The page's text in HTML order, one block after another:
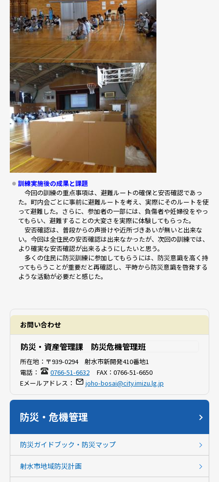
訓練実施後の成果と課題
今回の訓練の重点事項は、避難ルートの確保と安否確認であっ
た。町内会ごとに事前に避難ルートを考え、実際にそのルートを使
って避難した。さらに、参加者の一部には、負傷者や妊婦役をやっ
てもらい、避難することの大変さを実際に体験してもらった。
安否確認は、普段からの声掛けや近所づきあいが無いと出来な
い。今回は全住民の安否確認は出来なかったが、次回の訓練では、
より確実な安否確認が出来るようにしたいと思う。
多くの住民に防災訓練に参加してもらうには、防災意識を高く持
ってもらうことが重要だと再確認し、平時から防災意識を啓発する
ような活動が必要だと感じた。
お問い合わせ
防災・資産管理課 防災危機管理班
所在地： 〒939-0294 射水市新開発410番地1
電話：
0766-51-6632 FAX： 0766-51-6650
Eメールアドレス：
joho-bosai@city.imizu.lg.jp
防災・危機管理
防災ガイドブック・防災マップ
射水市地域防災計画